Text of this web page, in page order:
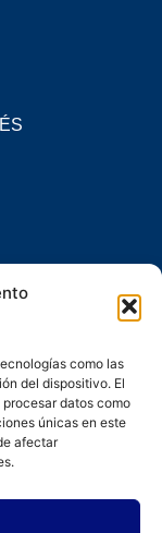
como las
del dispositivo. El
datos como
únicas en este
afectar
nacional
W
h
a
t
s